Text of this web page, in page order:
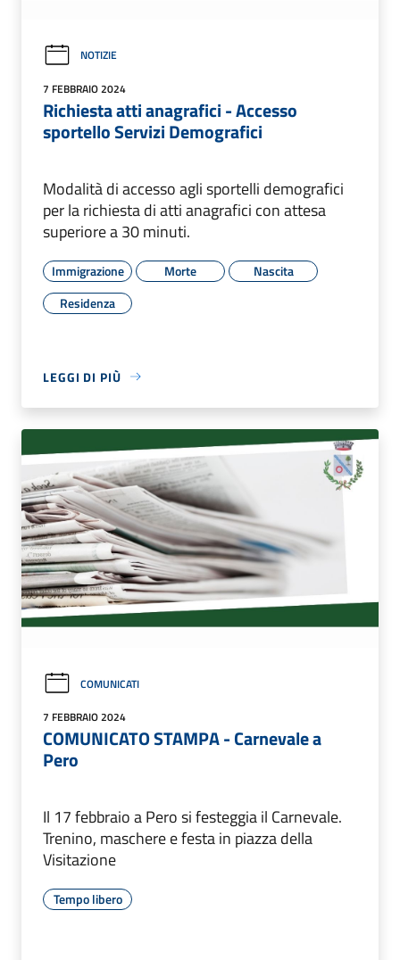
NOTIZIE
7 FEBBRAIO 2024
Richiesta atti anagrafici - Accesso
sportello Servizi Demografici
Modalità di accesso agli sportelli demografici
per la richiesta di atti anagrafici con attesa
superiore a 30 minuti.
Immigrazione Morte
Nascita
Residenza
LEGGI DI PIÙ
COMUNICATI
7 FEBBRAIO 2024
COMUNICATO STAMPA - Carnevale a
Pero
Il 17 febbraio a Pero si festeggia il Carnevale.
Trenino, maschere e festa in piazza della
Visitazione
Tempo libero